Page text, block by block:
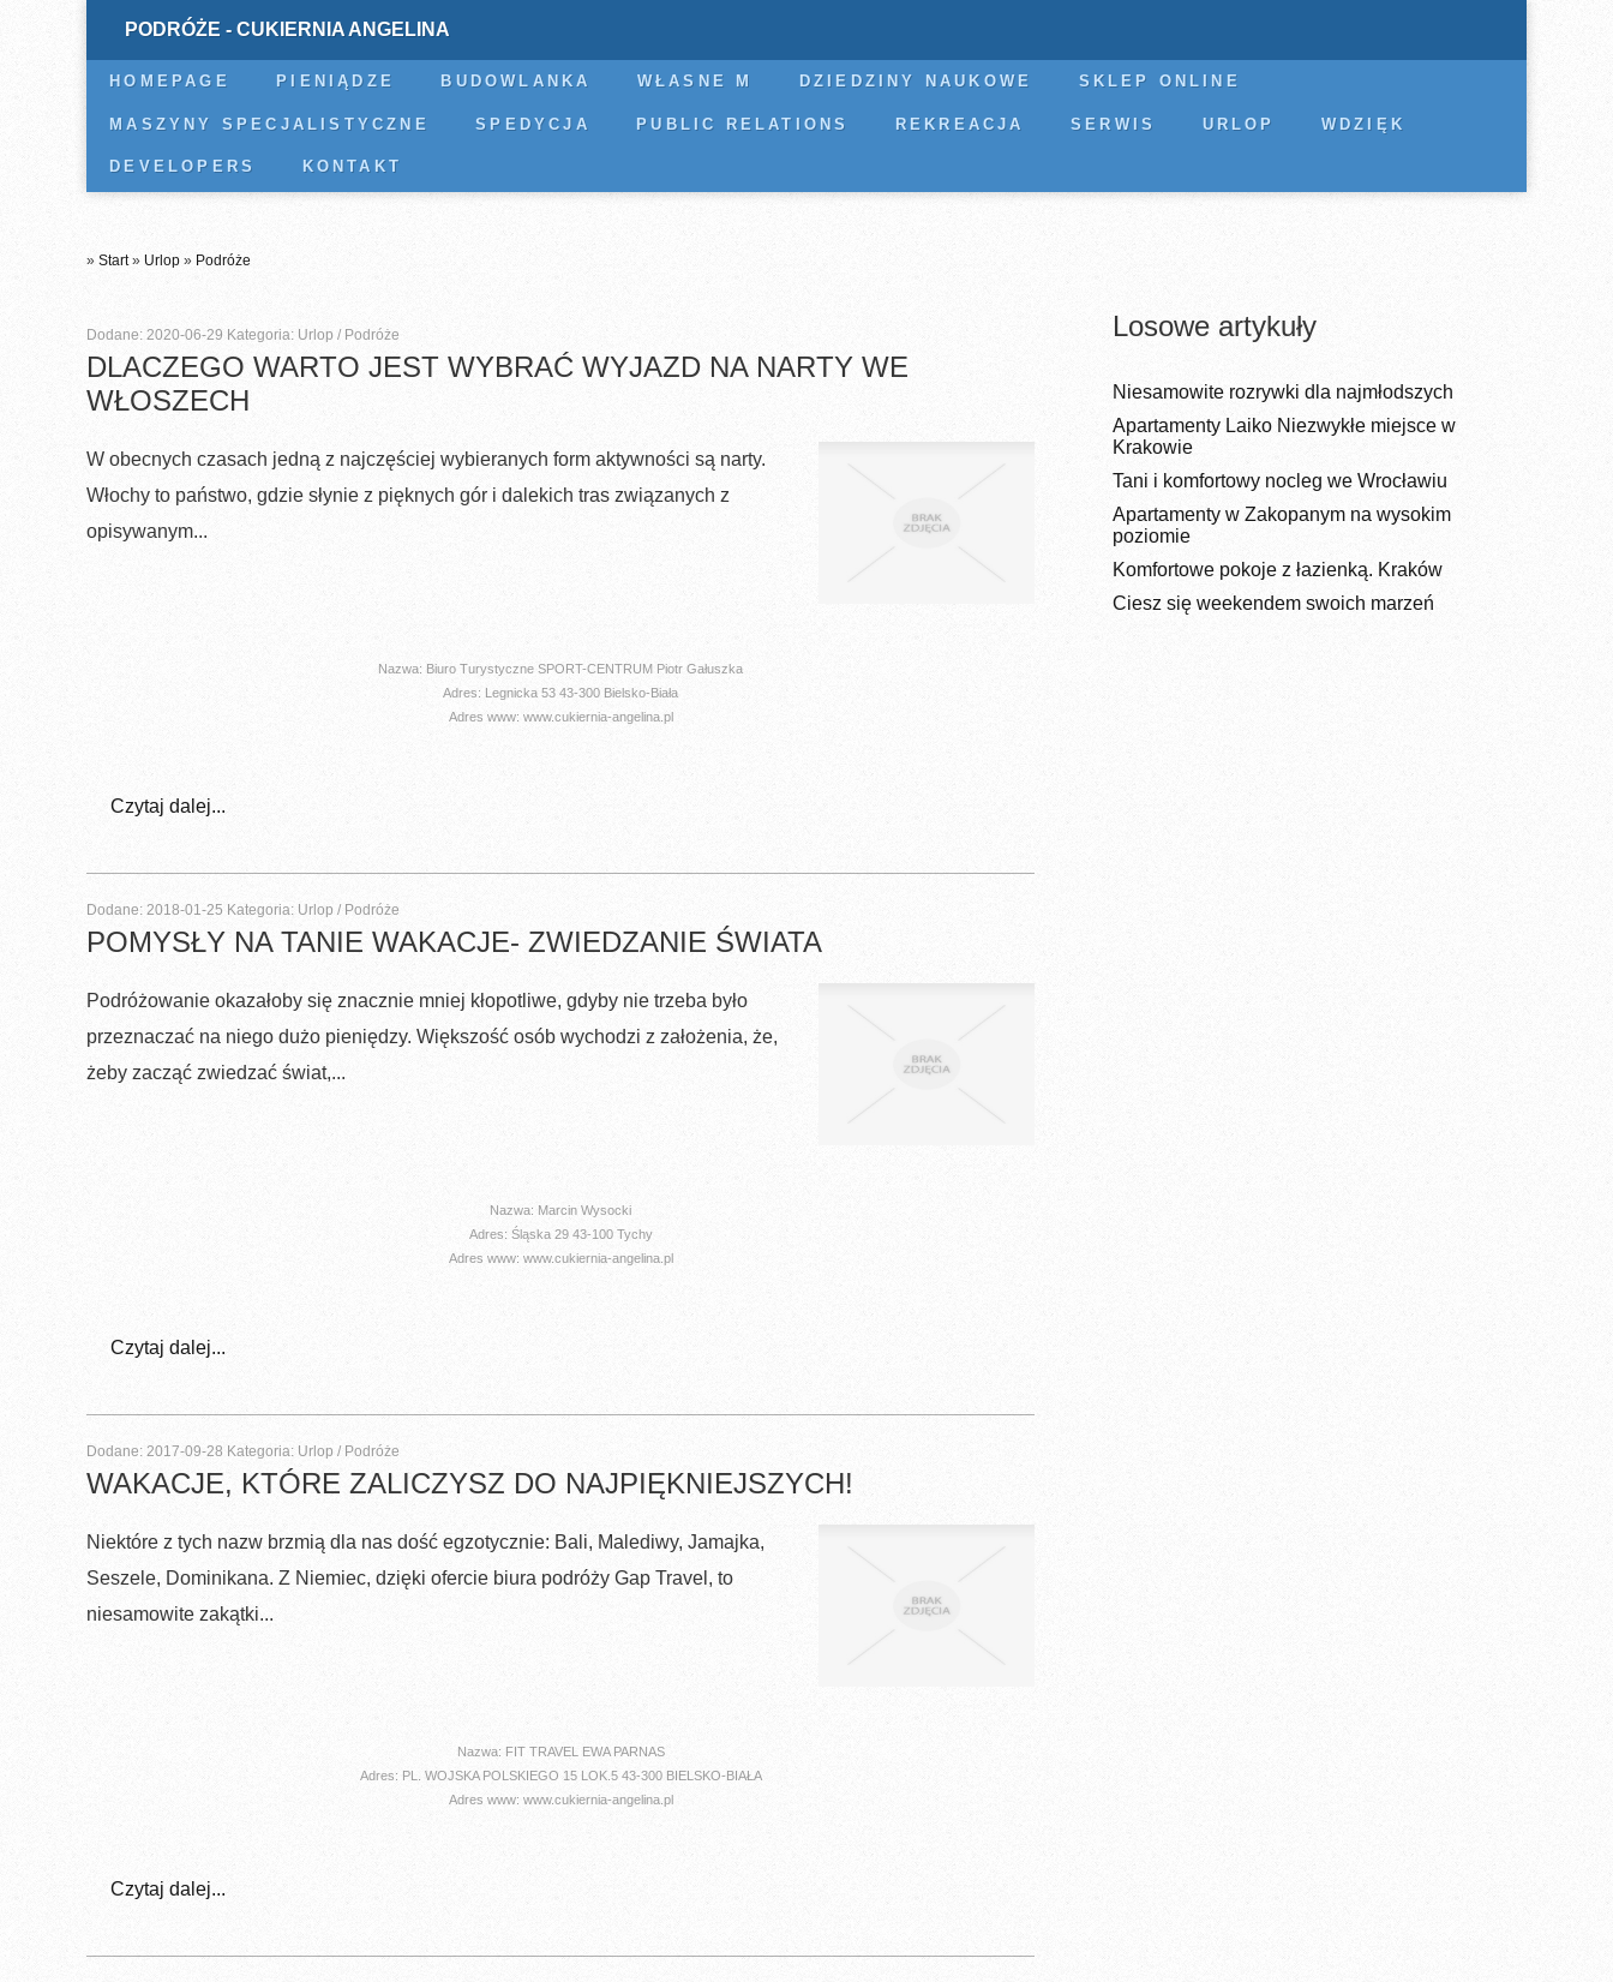
PODRÓŻE - CUKIERNIA ANGELINA
HOMEPAGE PIENIĄDZE BUDOWLANKA WŁASNE M DZIEDZINY NAUKOWE SKLEP ONLINE
MASZYNY SPECJALISTYCZNE SPEDYCJA PUBLIC RELATIONS REKREACJA SERWIS URLOP WDZIĘK
DEVELOPERS KONTAKT
» Start» Urlop » Podróże
Dodane: 2020-06-29 Kategoria: Urlop / Podróże
DLACZEGO WARTO JEST WYBRAĆ WYJAZD NA NARTY WE
WŁOSZECH
W obecnych czasach jedną z najczęściej wybieranych form aktywności są narty.
Włochy to państwo, gdzie słynie z pięknych gór i dalekich tras związanych z
opisywanym...
Nazwa: Biuro Turystyczne SPORT-CENTRUM Piotr Gałuszka
Adres: Legnicka 53 43-300 Bielsko-Biała
Adres www: www.cukiernia-angelina.pl
Czytaj dalej...
Dodane: 2018-01-25 Kategoria: Urlop / Podróże
POMYSŁY NA TANIE WAKACJE- ZWIEDZANIE ŚWIATA
Podróżowanie okazałoby się znacznie mniej kłopotliwe, gdyby nie trzeba było
przeznaczać na niego dużo pieniędzy. Większość osób wychodzi z założenia, że,
żeby zacząć zwiedzać świat,...
Nazwa: Marcin Wysocki
Adres: Śląska 29 43-100 Tychy
Adres www: www.cukiernia-angelina.pl
Czytaj dalej...
Dodane: 2017-09-28 Kategoria: Urlop / Podróże
WAKACJE, KTÓRE ZALICZYSZ DO NAJPIĘKNIEJSZYCH!
Niektóre z tych nazw brzmią dla nas dość egzotycznie: Bali, Malediwy, Jamajka,
Seszele, Dominikana. Z Niemiec, dzięki ofercie biura podróży Gap Travel, to
niesamowite zakątki...
Nazwa: FIT TRAVEL EWA PARNAS
Adres: PL. WOJSKA POLSKIEGO 15 LOK.5 43-300 BIELSKO-BIAŁA
Adres www: www.cukiernia-angelina.pl
Czytaj dalej...
Losowe artykuły
Niesamowite rozrywki dla najmłodszych
Apartamenty Laiko Niezwykłe miejsce w
Krakowie
Tani i komfortowy nocleg we Wrocławiu
Apartamenty w Zakopanym na wysokim
poziomie
Komfortowe pokoje z łazienką. Kraków
Ciesz się weekendem swoich marzeń